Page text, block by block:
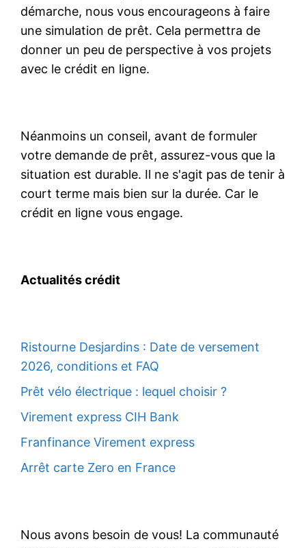
démarche, nous vous encourageons à faire
une simulation de prêt. Cela permettra de
donner un peu de perspective à vos projets
avec le crédit en ligne.
Néanmoins un conseil, avant de formuler
votre demande de prêt, assurez-vous que la
situation est durable. Il ne s'agit pas de tenir à
court terme mais bien sur la durée. Car le
crédit en ligne vous engage.
Actualités crédit
Ristourne Desjardins : Date de versement
2026, conditions et FAQ
Prêt vélo électrique : lequel choisir ?
Virement express CIH Bank
Franfinance Virement express
Arrêt carte Zero en France
Nous avons besoin de vous! La communauté